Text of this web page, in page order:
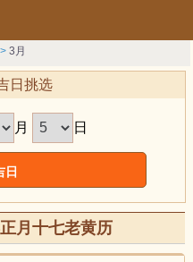
>3月
日挑选
月 日
月十七老黄历